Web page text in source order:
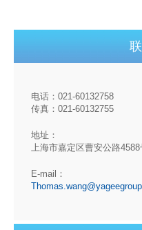
电话：021-60132758
传真：021-60132755
地址：
上海市嘉定区曹安公路
E-mail：